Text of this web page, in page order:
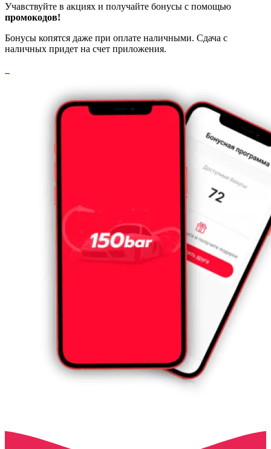
Учавствуйте в акциях и получайте бонусы с помощью
промокодов!
Бонусы копятся даже при оплате наличными. Сдача с
наличных придет на счет приложения.